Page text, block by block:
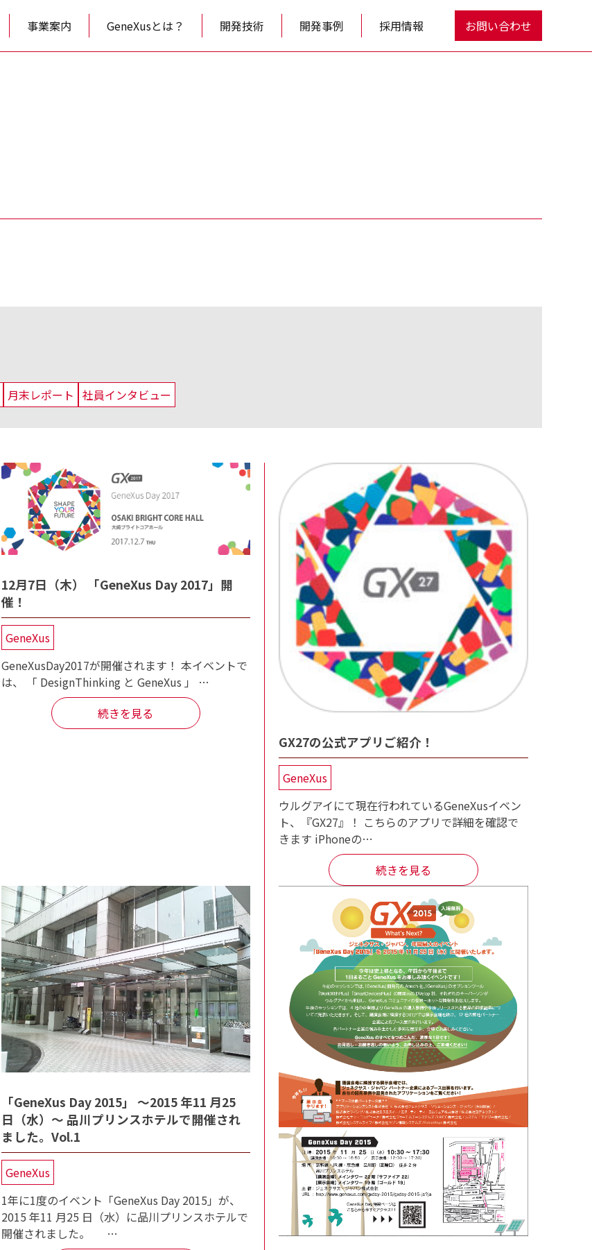
事業案内 GeneXusとは？ 開発技術 開発事例 採用情報 お問い合わせ
月末レポート 社員インタビュー
12月7日（木） 「GeneXus Day 2017」開
催！
GeneXus
GeneXusDay2017が開催されます！ 本イベントで
は、 「 DesignThinking と GeneXus 」 …
続きを見る
GX27の公式アプリご紹介！
GeneXus
ウルグアイにて現在行われているGeneXusイベン
ト、『GX27』！ こちらのアプリで詳細を確認で
きます iPhoneの…
続きを見る
「GeneXus Day 2015」 〜2015 年11 月25
日（水）〜 品川プリンスホテルで開催され
ました。Vol.1
GeneXus
1年に1度のイベント「GeneXus Day 2015」が、
2015 年11 月25 日（水）に品川プリンスホテルで
開催されました。 …